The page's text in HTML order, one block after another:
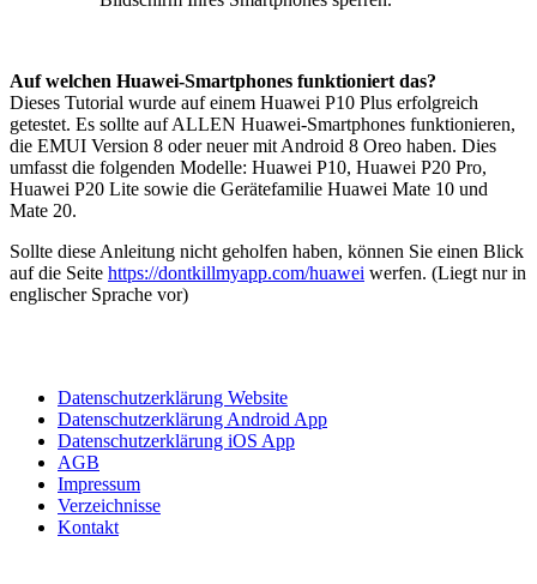
Auf welchen Huawei-Smartphones funktioniert das?
Dieses Tutorial wurde auf einem Huawei P10 Plus erfolgreich
getestet. Es sollte auf ALLEN Huawei-Smartphones funktionieren,
die EMUI Version 8 oder neuer mit Android 8 Oreo haben. Dies
umfasst die folgenden Modelle: Huawei P10, Huawei P20 Pro,
Huawei P20 Lite sowie die Gerätefamilie Huawei Mate 10 und
Mate 20.
Sollte diese Anleitung nicht geholfen haben, können Sie einen Blick
auf die Seite https://dontkillmyapp.com/huawei werfen. (Liegt nur in
englischer Sprache vor)
Datenschutzerklärung Website
Datenschutzerklärung Android App
Datenschutzerklärung iOS App
AGB
Impressum
Verzeichnisse
Kontakt